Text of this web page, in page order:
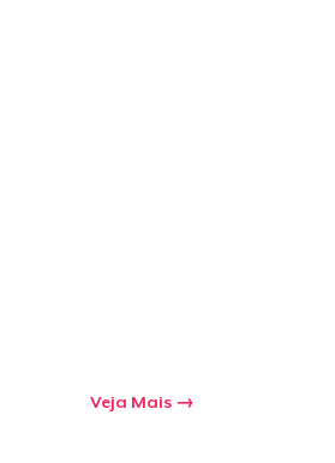
Veja Mais